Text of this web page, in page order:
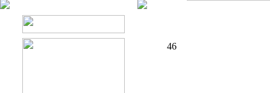
46